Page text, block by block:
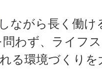
しながら長く働け
わず、ライフ
る環境づくり